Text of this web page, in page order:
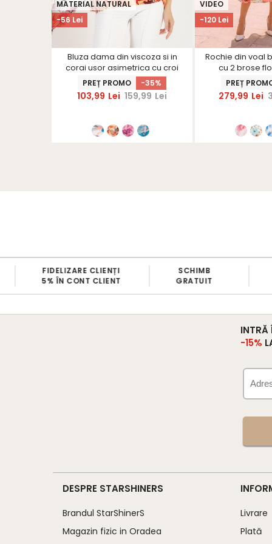
-56 Lei
MATERIAL NATURAL
Bluza dama din viscoza si in
corai usor asimetrica cu croi
larg si guler tip esarfa -
StarShinerS
PREȚ PROMO -35%
103,99 Lei 159,99 Lei
-120 Lei
VIDEO
Rochie din voal
cu 2 brose
PREȚ
279,99 Lei
FIDELIZARE CLIENȚI
5% ÎN CONT CLIENT
SCHIMB
GRATUIT
INTRĂ
-15%
DESPRE STARSHINERS
Brandul StarShinerS
Magazin fizic in Oradea
Livrare
Plată